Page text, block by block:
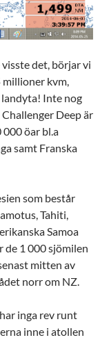
det, börjar vi
kvm,
Inte nog
Deep är
öar bl.a
samt Franska
som består
Tahiti,
Samoa
de 1 000 sjömilen
mitten av
norr om NZ.
inga rev runt
inne i atollen